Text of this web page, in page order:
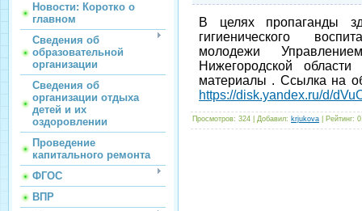
Новости: Коротко о
главном
Сведения об
образовательной
организации
Сведения об
организации отдыха
детей и их
оздоровлении
Проведение
капитального ремонта
ФГОС
ВПР
В целях пропаганды
гигиенического
молодежи
Нижегородской области
материалы . Ссылка на
https://disk.yandex.ru/d/
Просмотров: 324 | Добавил: krjukova Рейтинг: